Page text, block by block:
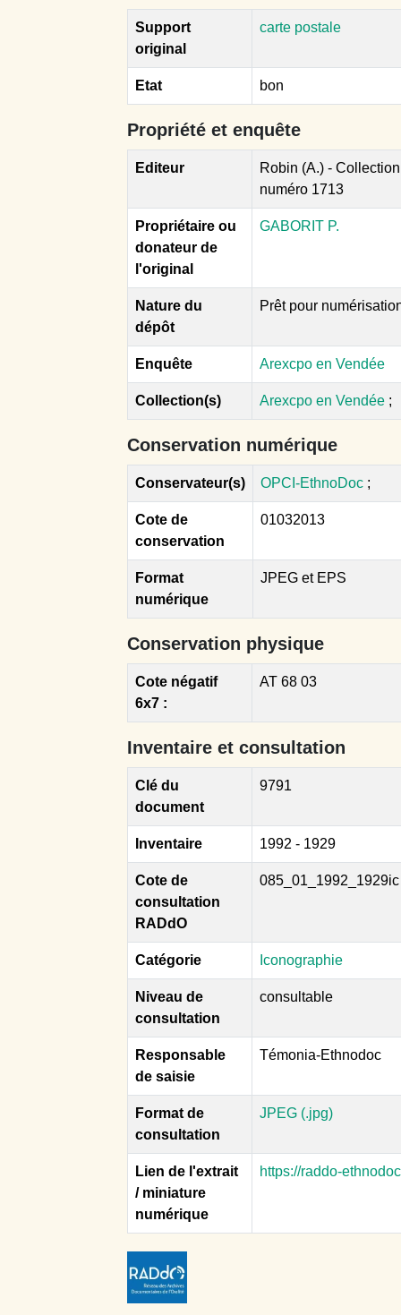
Support
original
carte postale
Etat bon
Propriété et enquête
Editeur
Robin (A.) -
numéro 1713
Propriétaire ou
donateur de
l'original
GABORIT P.
Nature du
dépôt
Prêt pour
Enquête Arexcpo en Vendée
Collection(s) Arexcpo en Vendée ;
Conservation numérique
Conservateur(s) OPCI-EthnoDoc ;
Cote de
conservation
01032013
Format
numérique
JPEG et EPS
Conservation physique
Cote négatif
6x7 :
AT 68 03
Inventaire et consultation
Clé du
document
9791
Inventaire 1992 - 1929
Cote de
consultation
RADdO
085_01_1992_1929ic
Catégorie Iconographie
Niveau de
consultation
consultable
Responsable
de saisie
Témonia-Ethnodoc
Format de
consultation
JPEG (.jpg)
Lien de l'extrait
/ miniature
numérique
https://raddo-